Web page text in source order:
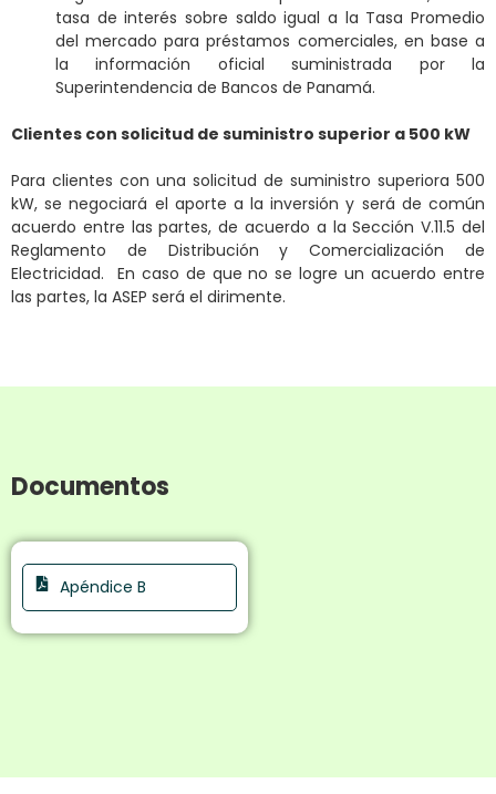
tasa de interés sobre saldo igual a la Tasa Promedio
del mercado para préstamos comerciales, en base a
la información oficial suministrada por la
Superintendencia de Bancos de Panamá.
Clientes con solicitud de suministro superior a 500 kW
Para clientes con una solicitud de suministro superiora 500
kW, se negociará el aporte a la inversión y será de común
acuerdo entre las partes, de acuerdo a la Sección V.11.5 del
Reglamento de Distribución y Comercialización de
Electricidad. En caso de que no se logre un acuerdo entre
las partes, la ASEP será el dirimente.
Documentos
Apéndice B